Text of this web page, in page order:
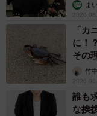
ま
「カ
に！
その
竹
誰も
な挨